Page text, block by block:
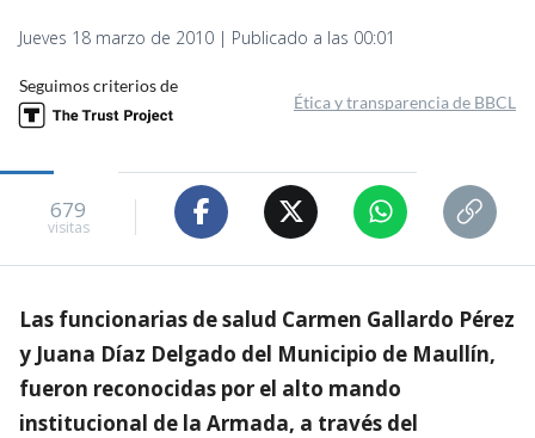
Jueves 18 marzo de 2010 | Publicado a las 00:01
Seguimos criterios de
Ética y transparencia de BBCL
679
visitas
Las funcionarias de salud Carmen Gallardo Pérez
y Juana Díaz Delgado del Municipio de Maullín,
fueron reconocidas por el alto mando
institucional de la Armada, a través del